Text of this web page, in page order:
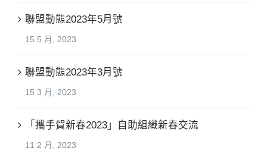
聯盟動態2023年5月號
15 5 月, 2023
聯盟動態2023年3月號
15 3 月, 2023
「攜手賀新春2023」自助組織新春交流
11 2 月, 2023